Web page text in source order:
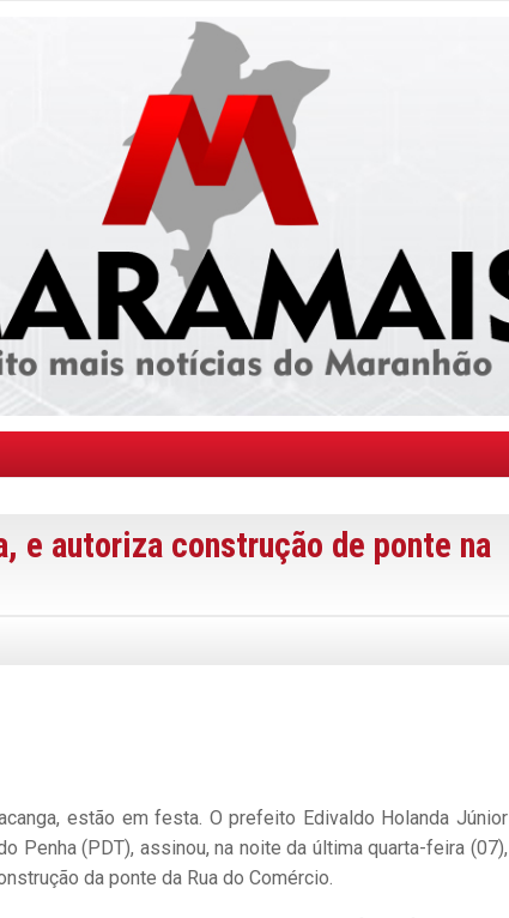
e autoriza construção de ponte na
estão em festa. O prefeito Edivaldo Holanda Júnior
Penha (PDT), assinou, na noite da última quarta-feira (07),
da ponte da Rua do Comércio.